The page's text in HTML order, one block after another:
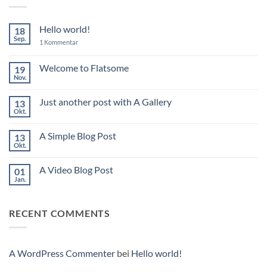
18
Sep.
Hello world!
1 Kommentarzu
19
Nov.
Welcome to Flatsome
Welcome
13
Okt.
Just another post with A Gallery
Just
A
Gallery
13
Okt.
A Simple Blog Post
A
01
Jan.
A Video Blog Post
Video
RECENT COMMENTS
A WordPress Commenter bei Hello world!